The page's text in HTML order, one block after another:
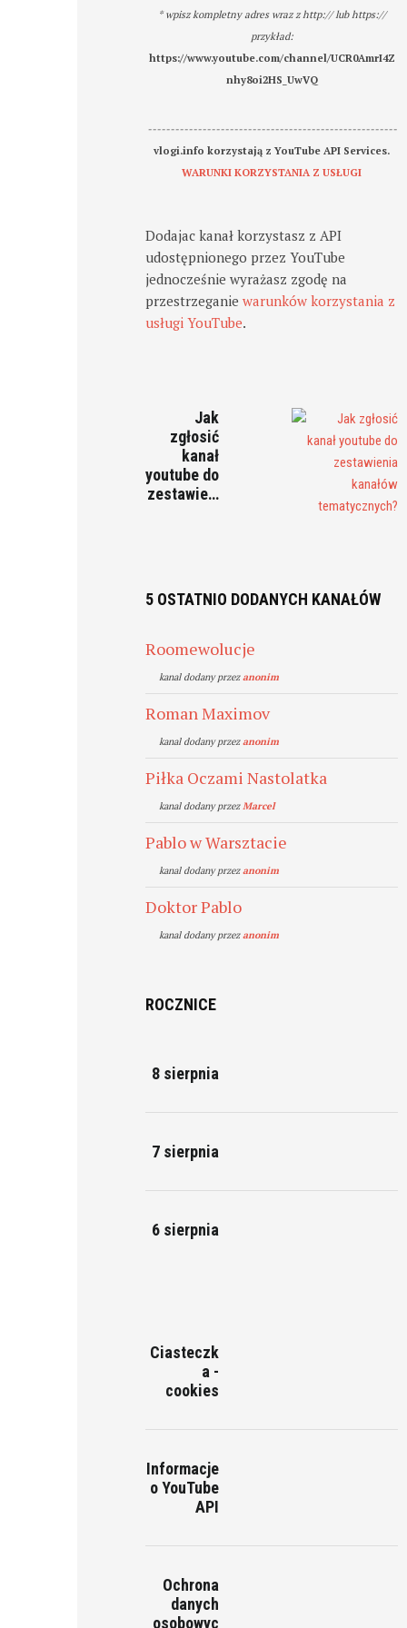
* wpisz kompletny adres wraz z http:// lub https://
przykład:
https://www.youtube.com/channel/UCR0AmrI4Z
nhy8oi2HS_UwVQ
-------------------------------------------------------
vlogi.info korzystają z YouTube API Services.
WARUNKI KORZYSTANIA Z USŁUGI
Dodajac kanał korzystasz z API
udostępnionego przez YouTube
jednocześnie wyrażasz zgodę na
przestrzeganiewarunków korzystania z
usługi YouTube.
Jak
zgłosić
kanał
youtube do
zestawie…
5 OSTATNIO DODANYCH KANAŁÓW
Roomewolucje
kanal dodany przezanonim
Roman Maximov
kanal dodany przezanonim
Piłka Oczami Nastolatka
kanal dodany przezMarcel
Pablo w Warsztacie
kanal dodany przezanonim
Doktor Pablo
kanal dodany przezanonim
ROCZNICE
8 sierpnia
7 sierpnia
6 sierpnia
Ciasteczk
a -
cookies
Informacje
o YouTube
API
Ochrona
danych
osobowyc